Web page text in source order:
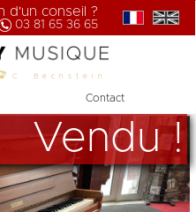
d'un conseil ?
03 81 65 36 65
C. Bechstein
Contact
Vendu !